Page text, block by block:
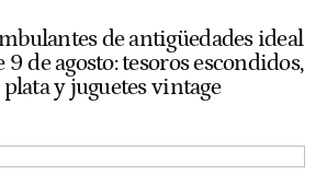
de antigüedades ideal
de agosto: tesoros escondidos,
y juguetes vintage